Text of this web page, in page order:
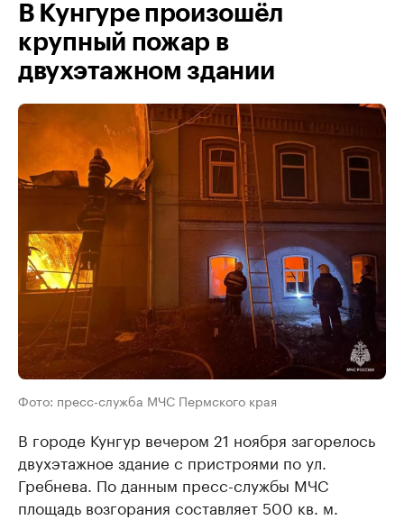
В Кунгуре произошёл
крупный пожар в
двухэтажном здании
Фото: пресс-служба МЧС Пермского края
В городе Кунгур вечером 21 ноября загорелось
двухэтажное здание с пристроями по ул.
Гребнева. По данным пресс-службы МЧС
площадь возгорания составляет 500 кв. м.